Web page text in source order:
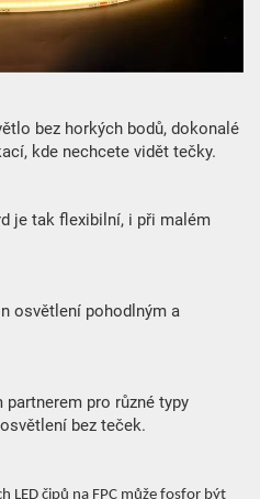
bez horkých bodů, dokonalé
kde nechcete vidět tečky.
je tak flexibilní, i při malém
osvětlení pohodlným a
partnerem pro různé typy
bez teček.
LED čipů na FPC může fosfor být